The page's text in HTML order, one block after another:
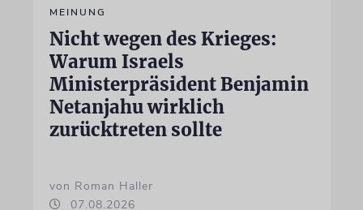
MEINUNG
Nicht wegen des Krieges:
Warum Israels
Ministerpräsident Benjamin
Netanjahu wirklich
zurücktreten sollte
von Roman Haller
07.08.2026